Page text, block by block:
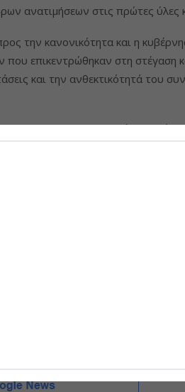
ανατιμήσεων στις πρώτες ύλες
την κανονικότητα και η
επικεντρώθηκαν στη στέγαση
και την ανθεκτικότητά του
& Logistics Centers έχουν
μετά COVID-19 εποχή.
χαρτογράφηση και η
στη βιωσιμότητα των κτιρίων,
κατασκευών και ακινήτων.
PMIS, BIM και data analytics
τις επενδύσεις στον